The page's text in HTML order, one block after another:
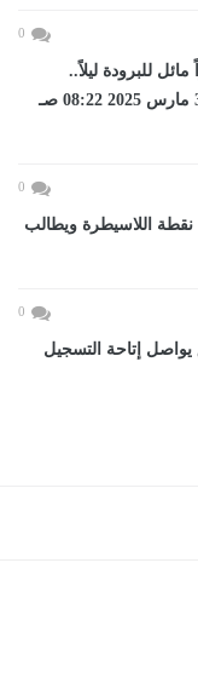
0
للبرودة ليلاً..
والعظمى فى القاهرة...اليوم الأحد، 30 مارس 2025 08:22 صـ
0
اللاسيطرة ويطالب
0
التنسيق يواصل إتاحة التسجيل